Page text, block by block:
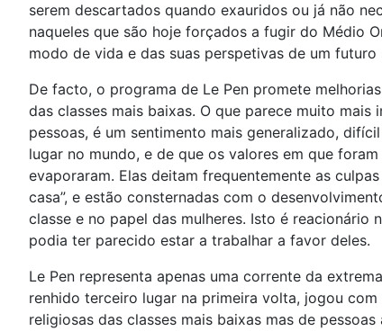
serem descartados quando exauridos ou já não
naqueles que são hoje forçados a fugir do Médio
modo de vida e das suas perspetivas de um
De facto, o programa de Le Pen promete
das classes mais baixas. O que parece muito
pessoas, é um sentimento mais generalizado,
lugar no mundo, e de que os valores em que
evaporaram. Elas deitam frequentemente as
casa”, e estão consternadas com o
classe e no papel das mulheres. Isto é
podia ter parecido estar a trabalhar a favor deles.
Le Pen representa apenas uma corrente da
renhido terceiro lugar na primeira volta, jogou
religiosas das classes mais baixas mas de